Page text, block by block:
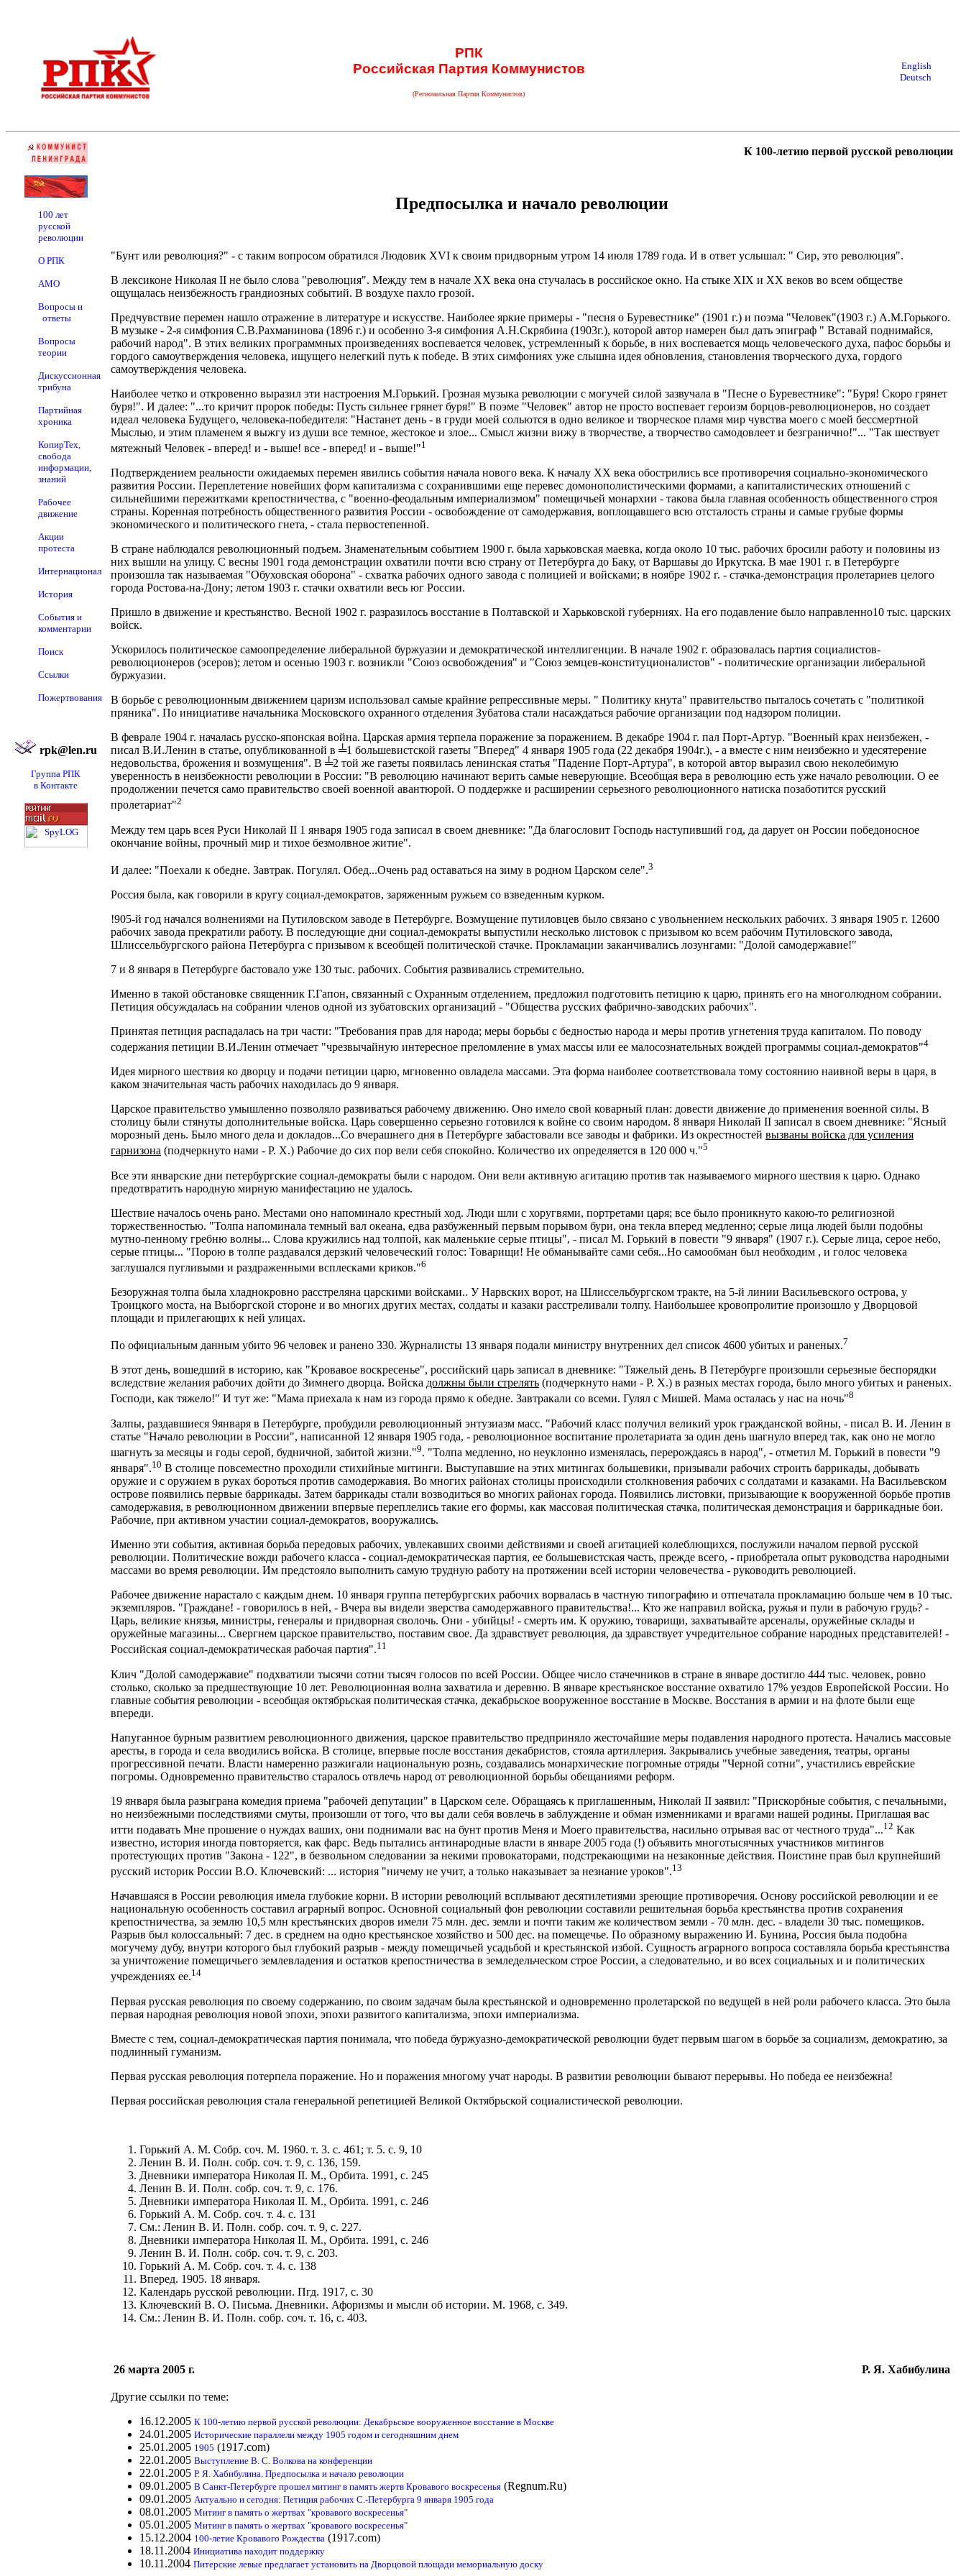
РПК
Российская Партия Коммунистов
(Региональная Партия Коммунистов)
English
Deutsch
100 лет
русской
революции
О РПК
АМО
Вопросы и
ответы
Вопросы
теории
Дискуссионная
трибуна
Партийная
хроника
КопирТех,
свобода
информации,
знаний
Рабочее
движение
Акции
протеста
Интернационал
История
События и
комментарии
Поиск
Ссылки
Пожертвования
rpk@len.ru
Группа РПК
в Контакте
К 100-летию первой русской революции
Предпосылка и начало революции
"Бунт или революция?" - с таким вопросом обратился Людовик XVI к своим придворным утром 14 июля 1789 года. И в ответ услышал: " Сир, это революция".
В лексиконе Николая II не было слова "революция". Между тем в начале ХХ века она стучалась в российское окно. На стыке ХIХ и ХХ веков во всем обществе
ощущалась неизбежность грандиозных событий. В воздухе пахло грозой.
Предчувствие перемен нашло отражение в литературе и искусстве. Наиболее яркие примеры - "песня о Буревестнике" (1901 г.) и поэма "Человек"(1903 г.) А.М.Горького.
В музыке - 2-я симфония С.В.Рахманинова (1896 г.) и особенно 3-я симфония А.Н.Скрябина (1903г.), которой автор намерен был дать эпиграф " Вставай поднимайся,
рабочий народ". В этих великих программных произведениях воспевается человек, устремленный к борьбе, в них воспевается мощь человеческого духа, пафос борьбы и
гордого самоутверждения человека, ищущего нелегкий путь к победе. В этих симфониях уже слышна идея обновления, становления творческого духа, гордого
самоутверждения человека.
Наиболее четко и откровенно выразил эти настроения М.Горький. Грозная музыка революции с могучей силой зазвучала в "Песне о Буревестнике": "Буря! Скоро грянет
буря!". И далее: "...то кричит пророк победы: Пусть сильнее грянет буря!" В поэме "Человек" автор не просто воспевает героизм борцов-революционеров, но создает
идеал человека Будущего, человека-победителя: "Настанет день - в груди моей сольются в одно великое и творческое пламя мир чувства моего с моей бессмертной
Мыслью, и этим пламенем я выжгу из души все темное, жестокое и злое... Смысл жизни вижу в творчестве, а творчество самодовлеет и безгранично!"... "Так шествует
мятежный Человек - вперед! и - выше! все - вперед! и - выше!"1
Подтверждением реальности ожидаемых перемен явились события начала нового века. К началу ХХ века обострились все противоречия социально-экономического
развития России. Переплетение новейших форм капитализма с сохранившими еще перевес домонополистическими формами, а капиталистических отношений с
сильнейшими пережитками крепостничества, с "военно-феодальным империализмом" помещичьей монархии - такова была главная особенность общественного строя
страны. Коренная потребность общественного развития России - освобождение от самодержавия, воплощавшего всю отсталость страны и самые грубые формы
экономического и политического гнета, - стала первостепенной.
В стране наблюдался революционный подъем. Знаменательным событием 1900 г. была харьковская маевка, когда около 10 тыс. рабочих бросили работу и половины из
них вышли на улицу. С весны 1901 года демонстрации охватили почти всю страну от Петербурга до Баку, от Варшавы до Иркутска. В мае 1901 г. в Петербурге
произошла так называемая "Обуховская оборона" - схватка рабочих одного завода с полицией и войсками; в ноябре 1902 г. - стачка-демонстрация пролетариев целого
города Ростова-на-Дону; летом 1903 г. стачки охватили весь юг России.
Пришло в движение и крестьянство. Весной 1902 г. разразилось восстание в Полтавской и Харьковской губерниях. На его подавление было направленно10 тыс. царских
войск.
Ускорилось политическое самоопределение либеральной буржуазии и демократической интеллигенции. В начале 1902 г. образовалась партия социалистов-
революционеров (эсеров); летом и осенью 1903 г. возникли "Союз освобождения" и "Союз земцев-конституционалистов" - политические организации либеральной
буржуазии.
В борьбе с революционным движением царизм использовал самые крайние репрессивные меры. " Политику кнута" правительство пыталось сочетать с "политикой
пряника". По инициативе начальника Московского охранного отделения Зубатова стали насаждаться рабочие организации под надзором полиции.
В феврале 1904 г. началась русско-японская война. Царская армия терпела поражение за поражением. В декабре 1904 г. пал Порт-Артур. "Военный крах неизбежен, -
писал В.И.Ленин в статье, опубликованной в ╧1 большевистской газеты "Вперед" 4 января 1905 года (22 декабря 1904г.), - а вместе с ним неизбежно и удесятерение
недовольства, брожения и возмущения". В ╧2 той же газеты появилась ленинская статья "Падение Порт-Артура", в которой автор выразил свою неколебимую
уверенность в неизбежности революции в России: "В революцию начинают верить самые неверующие. Всеобщая вера в революцию есть уже начало революции. О ее
продолжении печется само правительство своей военной авантюрой. О поддержке и расширении серьезного революционного натиска позаботится русский
пролетариат"2
Между тем царь всея Руси Николай II 1 января 1905 года записал в своем дневнике: "Да благословит Господь наступивший год, да дарует он России победоносное
окончание войны, прочный мир и тихое безмолвное житие".
И далее: "Поехали к обедне. Завтрак. Погулял. Обед...Очень рад оставаться на зиму в родном Царском селе".3
Россия была, как говорили в кругу социал-демократов, заряженным ружьем со взведенным курком.
!905-й год начался волнениями на Путиловском заводе в Петербурге. Возмущение путиловцев было связано с увольнением нескольких рабочих. 3 января 1905 г. 12600
рабочих завода прекратили работу. В последующие дни социал-демократы выпустили несколько листовок с призывом ко всем рабочим Путиловского завода,
Шлиссельбургского района Петербурга с призывом к всеобщей политической стачке. Прокламации заканчивались лозунгами: "Долой самодержавие!"
7 и 8 января в Петербурге бастовало уже 130 тыс. рабочих. События развивались стремительно.
Именно в такой обстановке священник Г.Гапон, связанный с Охранным отделением, предложил подготовить петицию к царю, принять его на многолюдном собрании.
Петиция обсуждалась на собрании членов одной из зубатовских организаций - "Общества русских фабрично-заводских рабочих".
Принятая петиция распадалась на три части: "Требования прав для народа; меры борьбы с бедностью народа и меры против угнетения труда капиталом. По поводу
содержания петиции В.И.Ленин отмечает "чрезвычайную интересное преломление в умах массы или ее малосознательных вождей программы социал-демократов"4
Идея мирного шествия ко дворцу и подачи петиции царю, мгновенно овладела массами. Эта форма наиболее соответствовала тому состоянию наивной веры в царя, в
каком значительная часть рабочих находилась до 9 января.
Царское правительство умышленно позволяло развиваться рабочему движению. Оно имело свой коварный план: довести движение до применения военной силы. В
столицу были стянуты дополнительные войска. Царь совершенно серьезно готовился к войне со своим народом. 8 января Николай II записал в своем дневнике: "Ясный
морозный день. Было много дела и докладов...Со вчерашнего дня в Петербурге забастовали все заводы и фабрики. Из окрестностей вызваны войска для усиления
гарнизона (подчеркнуто нами - Р. Х.) Рабочие до сих пор вели себя спокойно. Количество их определяется в 120 000 ч."5
Все эти январские дни петербургские социал-демократы были с народом. Они вели активную агитацию против так называемого мирного шествия к царю. Однако
предотвратить народную мирную манифестацию не удалось.
Шествие началось очень рано. Местами оно напоминало крестный ход. Люди шли с хоругвями, портретами царя; все было проникнуто какою-то религиозной
торжественностью. "Толпа напоминала темный вал океана, едва разбуженный первым порывом бури, она текла вперед медленно; серые лица людей были подобны
мутно-пенному гребню волны... Слова кружились над толпой, как маленькие серые птицы", - писал М. Горький в повести "9 января" (1907 г.). Серые лица, серое небо,
серые птицы... "Порою в толпе раздавался дерзкий человеческий голос: Товарищи! Не обманывайте сами себя...Но самообман был необходим , и голос человека
заглушался пугливыми и раздраженными всплесками криков."6
Безоружная толпа была хладнокровно расстреляна царскими войсками.. У Нарвских ворот, на Шлиссельбургском тракте, на 5-й линии Васильевского острова, у
Троицкого моста, на Выборгской стороне и во многих других местах, солдаты и казаки расстреливали толпу. Наибольшее кровопролитие произошло у Дворцовой
площади и прилегающих к ней улицах.
По официальным данным убито 96 человек и ранено 330. Журналисты 13 января подали министру внутренних дел список 4600 убитых и раненых.7
В этот день, вошедший в историю, как "Кровавое воскресенье", российский царь записал в дневнике: "Тяжелый день. В Петербурге произошли серьезные беспорядки
вследствие желания рабочих дойти до Зимнего дворца. Войска должны были стрелять (подчеркнуто нами - Р. Х.) в разных местах города, было много убитых и раненых.
Господи, как тяжело!" И тут же: "Мама приехала к нам из города прямо к обедне. Завтракали со всеми. Гулял с Мишей. Мама осталась у нас на ночь"8
Залпы, раздавшиеся 9января в Петербурге, пробудили революционный энтузиазм масс. "Рабочий класс получил великий урок гражданской войны, - писал В. И. Ленин в
статье "Начало революции в России", написанной 12 января 1905 года, - революционное воспитание пролетариата за один день шагнуло вперед так, как оно не могло
шагнуть за месяцы и годы серой, будничной, забитой жизни."9. "Толпа медленно, но неуклонно изменялась, перерождаясь в народ", - отметил М. Горький в повести "9
января".10 В столице повсеместно проходили стихийные митинги. Выступавшие на этих митингах большевики, призывали рабочих строить баррикады, добывать
оружие и с оружием в руках бороться против самодержавия. Во многих районах столицы происходили столкновения рабочих с солдатами и казаками. На Васильевском
острове появились первые баррикады. Затем баррикады стали возводиться во многих районах города. Появились листовки, призывающие к вооруженной борьбе против
самодержавия, в революционном движении впервые переплелись такие его формы, как массовая политическая стачка, политическая демонстрация и баррикадные бои.
Рабочие, при активном участии социал-демократов, вооружались.
Именно эти события, активная борьба передовых рабочих, увлекавших своими действиями и своей агитацией колеблющихся, послужили началом первой русской
революции. Политические вожди рабочего класса - социал-демократическая партия, ее большевистская часть, прежде всего, - приобретала опыт руководства народными
массами во время революции. Им предстояло выполнить самую трудную работу на протяжении всей истории человечества - руководить революцией.
Рабочее движение нарастало с каждым днем. 10 января группа петербургских рабочих ворвалась в частную типографию и отпечатала прокламацию больше чем в 10 тыс.
экземпляров. "Граждане! - говорилось в ней, - Вчера вы видели зверства самодержавного правительства!... Кто же направил войска, ружья и пули в рабочую грудь? -
Царь, великие князья, министры, генералы и придворная сволочь. Они - убийцы! - смерть им. К оружию, товарищи, захватывайте арсеналы, оружейные склады и
оружейные магазины... Свергнем царское правительство, поставим свое. Да здравствует революция, да здравствует учредительное собрание народных представителей! -
Российская социал-демократическая рабочая партия".11
Клич "Долой самодержавие" подхватили тысячи сотни тысяч голосов по всей России. Общее число стачечников в стране в январе достигло 444 тыс. человек, ровно
столько, сколько за предшествующие 10 лет. Революционная волна захватила и деревню. В январе крестьянское восстание охватило 17% уездов Европейской России. Но
главные события революции - всеобщая октябрьская политическая стачка, декабрьское вооруженное восстание в Москве. Восстания в армии и на флоте были еще
впереди.
Напуганное бурным развитием революционного движения, царское правительство предприняло жесточайшие меры подавления народного протеста. Начались массовые
аресты, в города и села вводились войска. В столице, впервые после восстания декабристов, стояла артиллерия. Закрывались учебные заведения, театры, органы
прогрессивной печати. Власти намеренно разжигали национальную рознь, создавались монархические погромные отряды "Черной сотни", участились еврейские
погромы. Одновременно правительство старалось отвлечь народ от революционной борьбы обещаниями реформ.
19 января была разыграна комедия приема "рабочей депутации" в Царском селе. Обращаясь к приглашенным, Николай II заявил: "Прискорбные события, с печальными,
но неизбежными последствиями смуты, произошли от того, что вы дали себя вовлечь в заблуждение и обман изменниками и врагами нашей родины. Приглашая вас
итти подавать Мне прошение о нуждах ваших, они поднимали вас на бунт против Меня и Моего правительства, насильно отрывая вас от честного труда"...12 Как
известно, история иногда повторяется, как фарс. Ведь пытались антинародные власти в январе 2005 года (!) объявить многотысячных участников митингов
протестующих против "Закона - 122", в безвольном следовании за некими провокаторами, подстрекающими на незаконные действия. Поистине прав был крупнейший
русский историк России В.О. Ключевский: ... история "ничему не учит, а только наказывает за незнание уроков".13
Начавшаяся в России революция имела глубокие корни. В истории революций всплывают десятилетиями зреющие противоречия. Основу российской революции и ее
национальную особенность составил аграрный вопрос. Основной социальный фон революции составили решительная борьба крестьянства против сохранения
крепостничества, за землю 10,5 млн крестьянских дворов имели 75 млн. дес. земли и почти таким же количеством земли - 70 млн. дес. - владели 30 тыс. помещиков.
Разрыв был колоссальный: 7 дес. в среднем на одно крестьянское хозяйство и 500 дес. на помещечье. По образному выражению И. Бунина, Россия была подобна
могучему дубу, внутри которого был глубокий разрыв - между помещичьей усадьбой и крестьянской избой. Сущность аграрного вопроса составляла борьба крестьянства
за уничтожение помещичьего землевладения и остатков крепостничества в земледельческом строе России, а следовательно, и во всех социальных и и политических
учреждениях ее.14
Первая русская революция по своему содержанию, по своим задачам была крестьянской и одновременно пролетарской по ведущей в ней роли рабочего класса. Это была
первая народная революция новой эпохи, эпохи развитого капитализма, эпохи империализма.
Вместе с тем, социал-демократическая партия понимала, что победа буржуазно-демократической революции будет первым шагом в борьбе за социализм, демократию, за
подлинный гуманизм.
Первая русская революция потерпела поражение. Но и поражения многому учат народы. В развитии революции бывают перерывы. Но победа ее неизбежна!
Первая российская революция стала генеральной репетицией Великой Октябрьской социалистической революции.
Горький А. М. Собр. соч. М. 1960. т. 3. с. 461; т. 5. с. 9, 10
Ленин В. И. Полн. собр. соч. т. 9, с. 136, 159.
Дневники императора Николая II. М., Орбита. 1991, с. 245
Ленин В. И. Полн. собр. соч. т. 9, с. 176.
Дневники императора Николая II. М., Орбита. 1991, с. 246
Горький А. М. Собр. соч. т. 4. с. 131
См.: Ленин В. И. Полн. собр. соч. т. 9, с. 227.
Дневники императора Николая II. М., Орбита. 1991, с. 246
Ленин В. И. Полн. собр. соч. т. 9, с. 203.
Горький А. М. Собр. соч. т. 4. с. 138
Вперед. 1905. 18 января.
Календарь русской революции. Пгд. 1917, с. 30
Ключевский В. О. Письма. Дневники. Афоризмы и мысли об истории. М. 1968, с. 349.
См.: Ленин В. И. Полн. собр. соч. т. 16, с. 403.
26 марта 2005 г. Р. Я. Хабибулина
Другие ссылки по теме:
16.12.2005 К 100-летию первой русской революции: Декабрьское вооруженное восстание в Москве
24.01.2005 Исторические параллели между 1905 годом и сегодняшним днем
25.01.2005 1905 (1917.com)
22.01.2005 Выступление В. С. Волкова на конференции
22.01.2005 Р. Я. Хабибулина. Предпосылка и начало революции
09.01.2005 В Санкт-Петербурге прошел митинг в память жертв Кровавого воскресенья (Regnum.Ru)
09.01.2005 Актуально и сегодня: Петиция рабочих С.-Петербурга 9 января 1905 года
08.01.2005 Митинг в память о жертвах "кровавого воскресенья"
05.01.2005 Митинг в память о жертвах "кровавого воскресенья"
15.12.2004 100-летие Кровавого Рождества (1917.com)
18.11.2004 Инициатива находит поддержку
10.11.2004 Питерские левые предлагает установить на Дворцовой площади мемориальную доску